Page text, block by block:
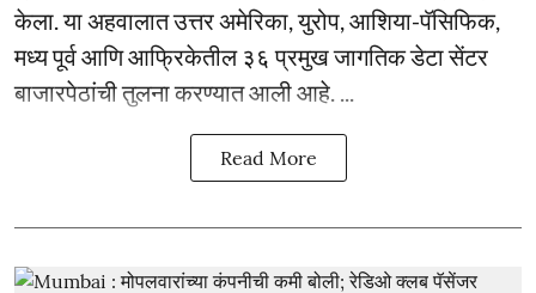
केला. या अहवालात उत्तर अमेरिका, युरोप, आशिया-पॅसिफिक,
मध्य पूर्व आणि आफ्रिकेतील ३६ प्रमुख जागतिक डेटा सेंटर
बाजारपेठांची तुलना करण्यात आली आहे. ...
Read More